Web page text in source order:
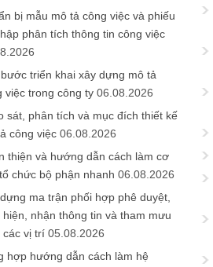
bị mẫu mô tả công việc và phiếu
phân tích thông tin công việc
triển khai xây dựng mô tả
việc trong công ty 06.08.2026
sát, phân tích và mục đích thiết kế
công việc 06.08.2026
thiện và hướng dẫn cách làm cơ
chức bộ phận nhanh 06.08.2026
ma trận phối hợp phê duyệt,
hiện, nhận thông tin và tham mưu
các vị trí 05.08.2026
hợp hướng dẫn cách làm hệ